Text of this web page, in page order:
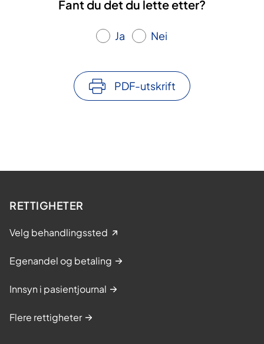
Fant du det du lette etter?
Ja Nei
PDF-utskrift
RETTIGHETER
Velg behandlingssted
Egenandel og betaling
Innsyn i pasientjournal
Flere rettigheter